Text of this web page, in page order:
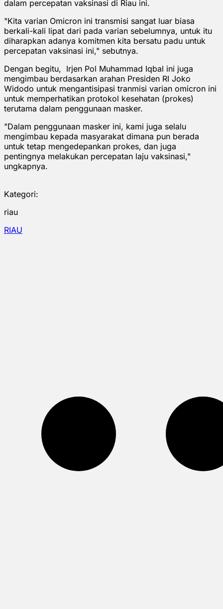
dalam percepatan vaksinasi di Riau ini.
"Kita varian Omicron ini transmisi sangat luar biasa
berkali-kali lipat dari pada varian sebelumnya, untuk itu
diharapkan adanya komitmen kita bersatu padu untuk
percepatan vaksinasi ini," sebutnya.
Dengan begitu, Irjen Pol Muhammad Iqbal ini juga
mengimbau berdasarkan arahan Presiden RI Joko
Widodo untuk mengantisipasi tranmisi varian omicron ini
untuk memperhatikan protokol kesehatan (prokes)
terutama dalam penggunaan masker.
"Dalam penggunaan masker ini, kami juga selalu
mengimbau kepada masyarakat dimana pun berada
untuk tetap mengedepankan prokes, dan juga
pentingnya melakukan percepatan laju vaksinasi,"
ungkapnya.
Kategori:
riau
RIAU